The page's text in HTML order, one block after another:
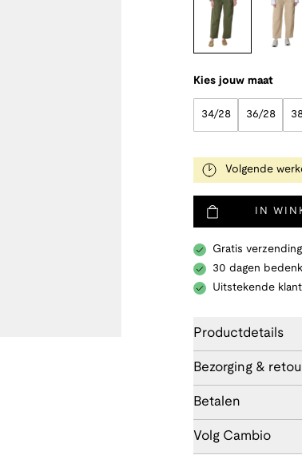
Kies jouw maat
34/28 36/28
Volgende
IN
Gratis
30 dagen
Uitstekende
Productdetails
Bezorging &
Betalen
Volg Cambio